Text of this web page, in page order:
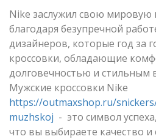
Nike заслужил свою мировую
благодаря безупречной
дизайнеров, которые год за
кроссовки, обладающие
долговечностью и
Мужские кроссовки Nike
https://outmaxshop.ru/
muzhskoj - это символ
что вы выбираете качество и